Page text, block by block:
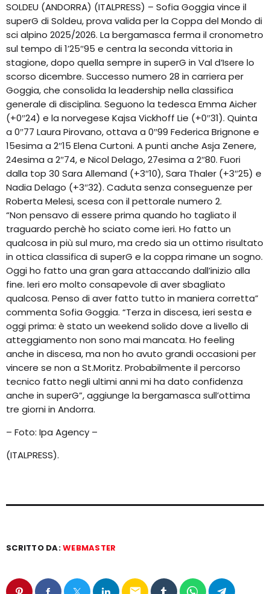
SOLDEU (ANDORRA) (ITALPRESS) – Sofia Goggia vince il
superG di Soldeu, prova valida per la Coppa del Mondo di
sci alpino 2025/2026. La bergamasca ferma il cronometro
sul tempo di 1’25″95 e centra la seconda vittoria in
stagione, dopo quella sempre in superG in Val d’Isere lo
scorso dicembre. Successo numero 28 in carriera per
Goggia, che consolida la leadership nella classifica
generale di disciplina. Seguono la tedesca Emma Aicher
(+0″24) e la norvegese Kajsa Vickhoff Lie (+0″31). Quinta
a 0″77 Laura Pirovano, ottava a 0″99 Federica Brignone e
15esima a 2″15 Elena Curtoni. A punti anche Asja Zenere,
24esima a 2″74, e Nicol Delago, 27esima a 2″80. Fuori
dalla top 30 Sara Allemand (+3″10), Sara Thaler (+3″25) e
Nadia Delago (+3″32). Caduta senza conseguenze per
Roberta Melesi, scesa con il pettorale numero 2.
“Non pensavo di essere prima quando ho tagliato il
traguardo perchè ho sciato come ieri. Ho fatto un
qualcosa in più sul muro, ma credo sia un ottimo risultato
in ottica classifica di superG e la coppa rimane un sogno.
Oggi ho fatto una gran gara attaccando dall’inizio alla
fine. Ieri ero molto consapevole di aver sbagliato
qualcosa. Penso di aver fatto tutto in maniera corretta”
commenta Sofia Goggia. “Terza in discesa, ieri sesta e
oggi prima: è stato un weekend solido dove a livello di
atteggiamento non sono mai mancata. Ho feeling
anche in discesa, ma non ho avuto grandi occasioni per
vincere se non a St.Moritz. Probabilmente il percorso
tecnico fatto negli ultimi anni mi ha dato confidenza
anche in superG”, aggiunge la bergamasca sull’ottima
tre giorni in Andorra.
– Foto: Ipa Agency –
(ITALPRESS).
SCRITTO DA:WEBMASTER